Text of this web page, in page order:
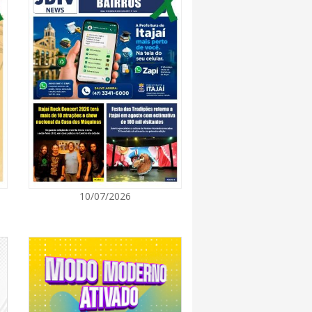
se forma sobre o oceano, mas Santa
provocados pela frente fria e pelo
retoma oficinas culturais com diversas
a comunidade
de arte transforma o Paço Municipal
de cultura
10/07/2026